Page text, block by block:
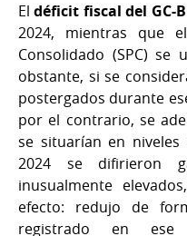
Eldéficit fiscal del GC-
2024, mientras que
Consolidado (SPC) se
obstante, si se
postergados durante
por el contrario, se
se situarían en niveles
2024 se difirieron
inusualmente
efecto: redujo de
registrado en